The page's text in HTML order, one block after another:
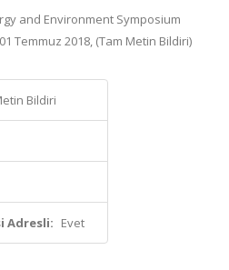
and Environment Symposium
Temmuz 2018, (Tam Metin Bildiri)
Bildiri
Adresli: Evet